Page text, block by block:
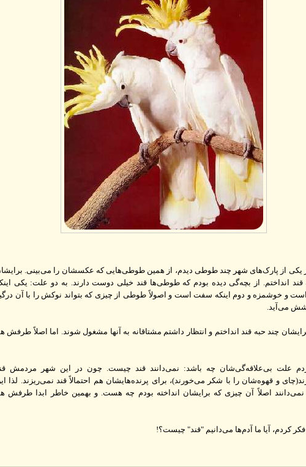
یکی از پارک‌های شهر چند طوطی دیدم، از همین طوطی‌هایی که عکسشان را می‌بینی.
قند انداختم. از بچه‌گی دیده بودم که طوطی‌ها قند خیلی دوست دارند. به دو علت: یکی
و خوشمزه و دوم اینکه سفت است و اصولاً طوطی از چیزی که بتواند نوکش را با آن
می‌آید.
چند حبه قند انداختم و انتظار داشتم مشتاقانه به آنها مشغول شوند. اما اصلاً طرفش
علت بی‌علاقه‌گی‌شان چه باشد: نمی‌دانند قند چیست. چون در این شهر مردمش
و قهوه‌شان را با شکر می‌خورند)، برای پرنده‌هایشان هم احتمالاً قند نمی‌ریزند. لذا
نمی‌دانند اصلاً آن چیزی که برایشان انداخته بودم چه هست. و بهمین خاطر ابدا طرفش
کردم، آیا ما آدم‌ها می‌دانیم "قند" چیست؟!